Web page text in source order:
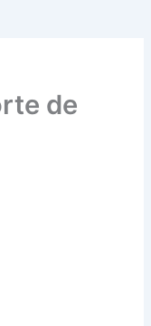
de